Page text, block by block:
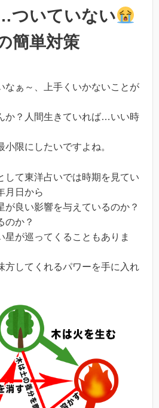
ついていない
簡単対策
ぁ～、上手くいかないことが
か？人間生きていれば…いい時
限にしたいですよね。
て東洋占いでは時期を見てい
月日から
良い影響を与えているのか？
のか？
星が巡ってくることもありま
してくれるパワーを手に入れ